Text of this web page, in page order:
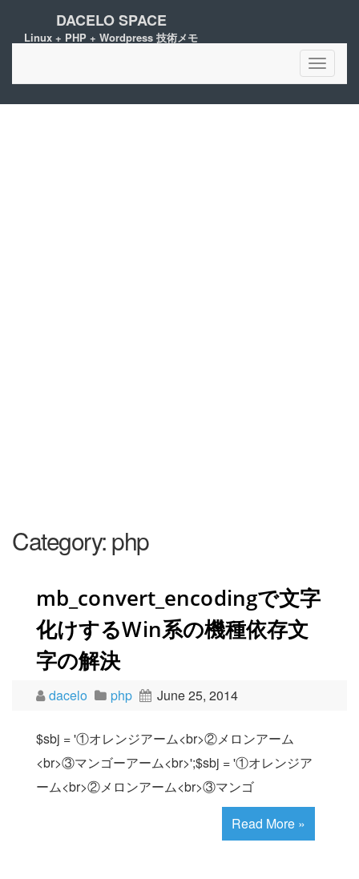
DACELO SPACE
Linux + PHP + Wordpress 技術メモ
Category:php
mb_convert_encodingで文字
化けするWin系の機種依存文
字の解決
dacelo php June 25, 2014
$sbj = '①オレンジアーム<br>②メロンアーム
<br>③マンゴーアーム<br>';$sbj = '①オレンジア
ーム<br>②メロンアーム<br>③マンゴ
Read More »